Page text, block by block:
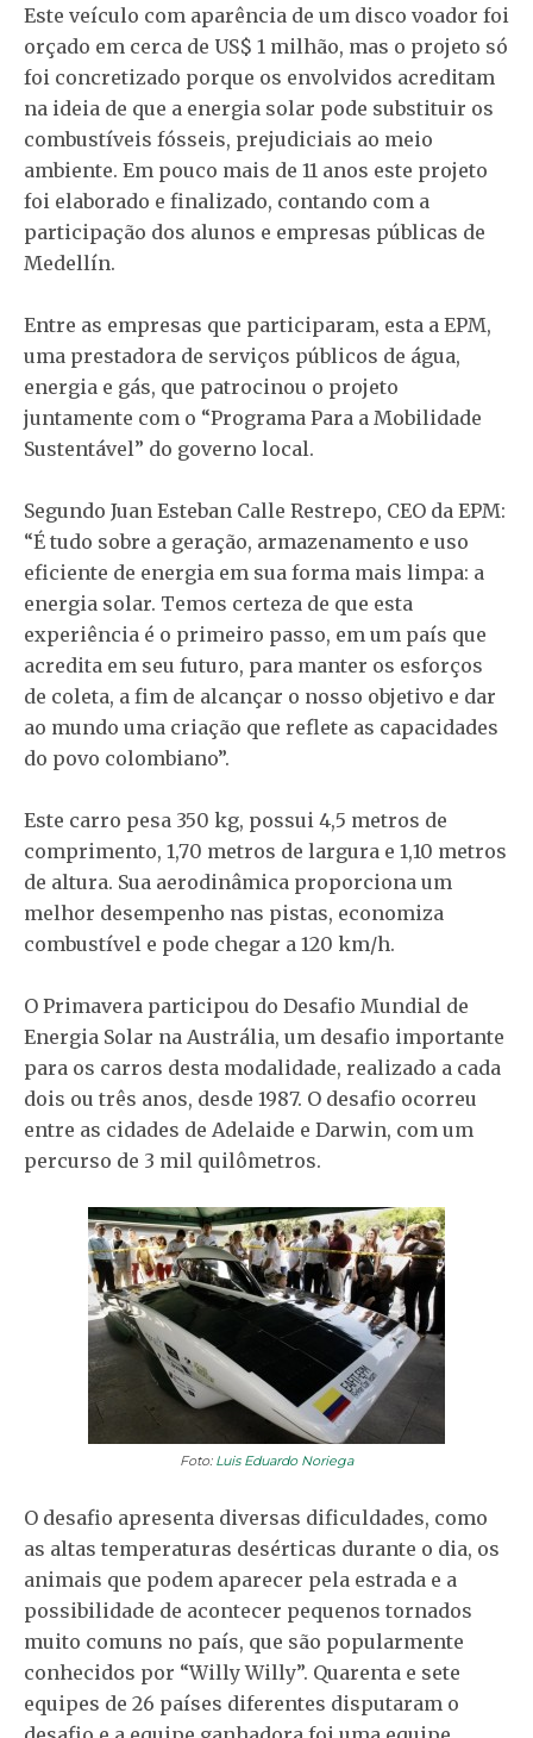
Este veículo com aparência de um disco voador foi
orçado em cerca de US$ 1 milhão, mas o projeto só
foi concretizado porque os envolvidos acreditam
na ideia de que a energia solar pode substituir os
combustíveis fósseis, prejudiciais ao meio
ambiente. Em pouco mais de 11 anos este projeto
foi elaborado e finalizado, contando com a
participação dos alunos e empresas públicas de
Medellín.
Entre as empresas que participaram, esta a EPM,
uma prestadora de serviços públicos de água,
energia e gás, que patrocinou o projeto
juntamente com o “Programa Para a Mobilidade
Sustentável” do governo local.
Segundo Juan Esteban Calle Restrepo, CEO da EPM:
“É tudo sobre a geração, armazenamento e uso
eficiente de energia em sua forma mais limpa: a
energia solar. Temos certeza de que esta
experiência é o primeiro passo, em um país que
acredita em seu futuro, para manter os esforços
de coleta, a fim de alcançar o nosso objetivo e dar
ao mundo uma criação que reflete as capacidades
do povo colombiano”.
Este carro pesa 350 kg, possui 4,5 metros de
comprimento, 1,70 metros de largura e 1,10 metros
de altura. Sua aerodinâmica proporciona um
melhor desempenho nas pistas, economiza
combustível e pode chegar a 120 km/h.
O Primavera participou do Desafio Mundial de
Energia Solar na Austrália, um desafio importante
para os carros desta modalidade, realizado a cada
dois ou três anos, desde 1987. O desafio ocorreu
entre as cidades de Adelaide e Darwin, com um
percurso de 3 mil quilômetros.
Foto: Luis Eduardo Noriega
O desafio apresenta diversas dificuldades, como
as altas temperaturas desérticas durante o dia, os
animais que podem aparecer pela estrada e a
possibilidade de acontecer pequenos tornados
muito comuns no país, que são popularmente
conhecidos por “Willy Willy”. Quarenta e sete
equipes de 26 países diferentes disputaram o